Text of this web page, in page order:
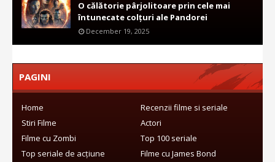
O călătorie pârjolitoare prin cele mai
întunecate colțuri ale Pandorei
December 19, 2025
PAGINI
Home
Recenzii filme si seriale
Stiri Filme
Actori
Filme cu Zombi
Top 100 seriale
Top seriale de acțiune
Filme cu James Bond